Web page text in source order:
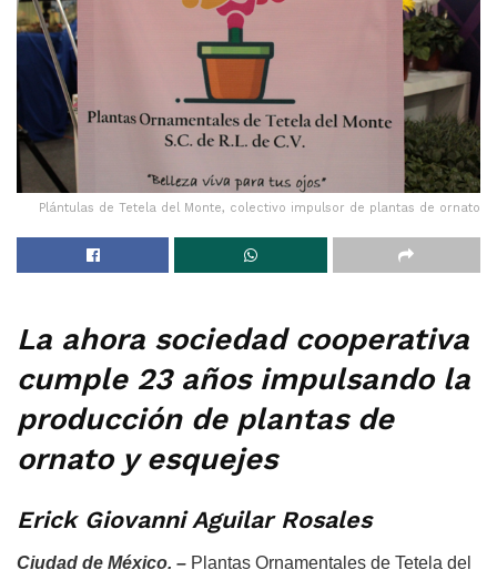
Plántulas de Tetela del Monte, colectivo impulsor de plantas de ornato
La ahora sociedad cooperativa
cumple 23 años impulsando la
producción de plantas de
ornato y esquejes
Erick Giovanni Aguilar Rosales
Ciudad de México. – Plantas Ornamentales de Tetela del